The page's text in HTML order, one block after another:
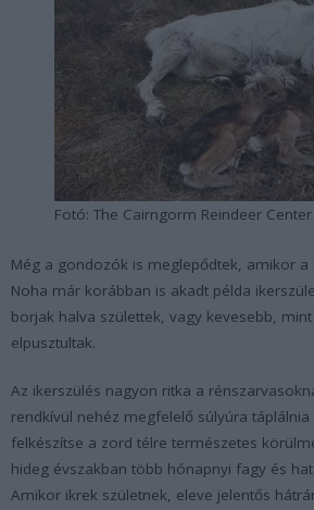
Fotó: The Cairngorm Reindeer Center
Még a gondozók is meglepődtek, amikor a
Noha már korábban is akadt példa
borjak halva születtek, vagy kevesebb,
elpusztultak.
Az ikerszülés nagyon ritka a
rendkívül nehéz megfelelő súlyúra
felkészítse a zord télre természetes
hideg évszakban több hónapnyi fagy és
Amikor ikrek születnek, eleve jelentős